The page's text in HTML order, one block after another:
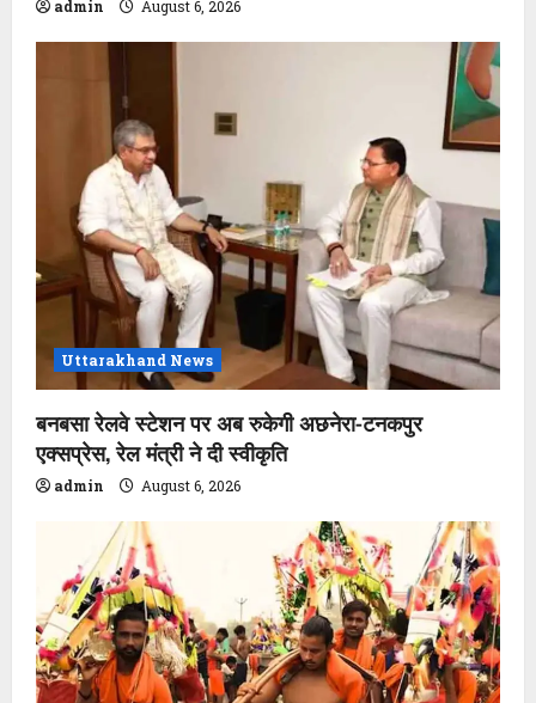
admin August 6, 2026
Uttarakhand News
बनबसा रेलवे स्टेशन पर अब रुकेगी अछनेरा-टनकपुर
एक्सप्रेस, रेल मंत्री ने दी स्वीकृति
admin August 6, 2026